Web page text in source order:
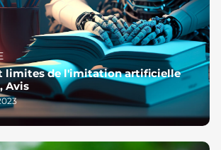
limites de l'imitation artificielle
Avis